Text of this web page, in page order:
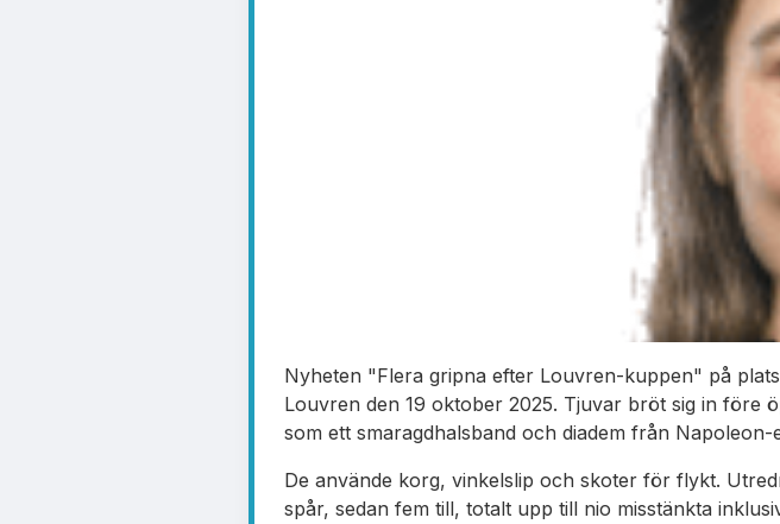
Nyheten "Flera gripna efter Louvren-kuppen" på
Louvren den 19 oktober 2025. Tjuvar bröt sig in före
som ett smaragdhalsband och diadem från Napoleon-
De använde korg, vinkelslip och skoter för flykt.
spår, sedan fem till, totalt upp till nio misstänkta